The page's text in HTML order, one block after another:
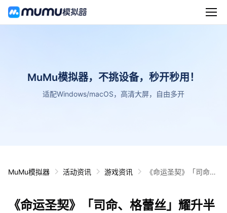
MuMu模拟器，不挑设备，秒开秒用！
适配Windows/macOS，高清大屏，自由多开
MuMu模拟器 活动资讯 游戏资讯
《命运圣契》「司命、
了！
《命运圣契》「司命、格蕾丝」耀升半